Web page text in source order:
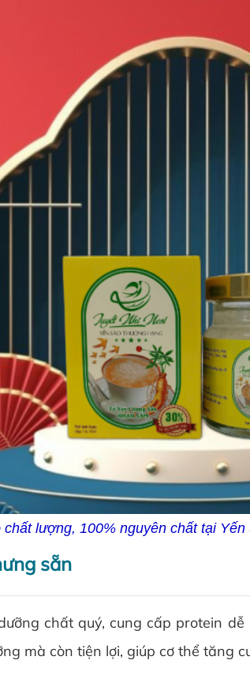
lượng, 100% nguyên chất tại Yến
sẵn
chất quý, cung cấp protein
mà còn tiện lợi, giúp cơ thể tăng